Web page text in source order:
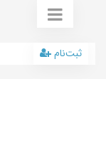
ثبت‌نام